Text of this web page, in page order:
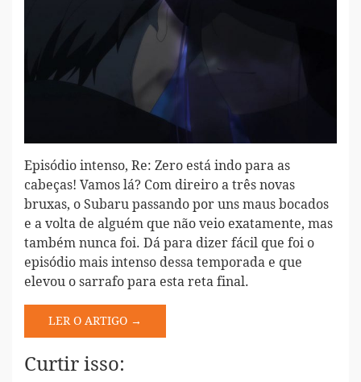
Episódio intenso, Re: Zero está indo para as
cabeças! Vamos lá? Com direiro a três novas
bruxas, o Subaru passando por uns maus bocados
e a volta de alguém que não veio exatamente, mas
também nunca foi. Dá para dizer fácil que foi o
episódio mais intenso dessa temporada e que
elevou o sarrafo para esta reta final.
LER O ARTIGO →
Curtir isso: